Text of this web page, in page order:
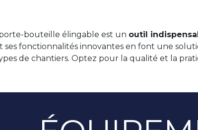
bouteille élingable est un outil
ses fonctionnalités innovantes en font une
de chantiers. Optez pour la qualité et la